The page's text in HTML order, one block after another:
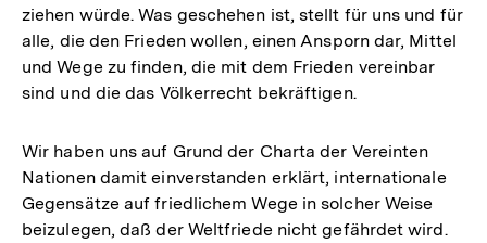
ziehen würde. Was geschehen ist, stellt für uns und für
alle, die den Frieden wollen, einen Ansporn dar, Mittel
und Wege zu finden, die mit dem Frieden vereinbar
sind und die das Völkerrecht bekräftigen.
Wir haben uns auf Grund der Charta der Vereinten
Nationen damit einverstanden erklärt, internationale
Gegensätze auf friedlichem Wege in solcher Weise
beizulegen, daß der Weltfriede nicht gefährdet wird.